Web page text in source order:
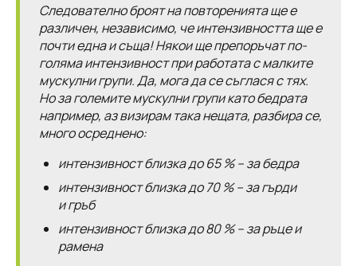
Следователно броят на повторенията ще е
различен, независимо, че интензивността ще е
почти една и съща! Някои ще препоръчат по-
голяма интензивност при работата с малките
мускулни групи. Да, мога да се съглася с тях.
Но за големите мускулни групи като бедрата
например, аз визирам така нещата, разбира се,
много осреднено:
интензивност близка до 65 % – за бедра
интензивност близка до 70 % – за гърди
и гръб
интензивност близка до 80 % – за ръце и
рамена